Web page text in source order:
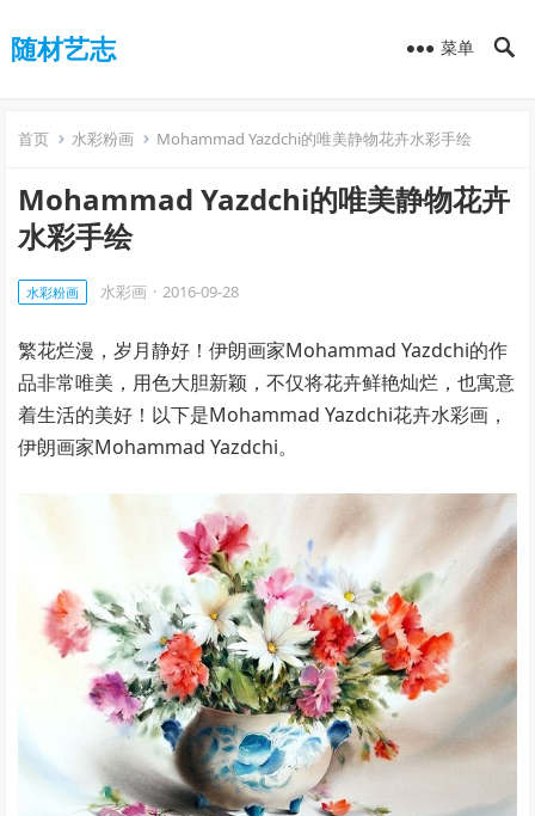
随材艺志 菜单
首页 水彩粉画 Mohammad Yazdchi的唯美静物花卉水彩手绘
Mohammad Yazdchi的唯美静物花卉
水彩手绘
水彩粉画 水彩画 · 2016-09-28
繁花烂漫，岁月静好！伊朗画家Mohammad Yazdchi的作
品非常唯美，用色大胆新颖，不仅将花卉鲜艳灿烂，也寓意
着生活的美好！以下是Mohammad Yazdchi花卉水彩画，
伊朗画家Mohammad Yazdchi。